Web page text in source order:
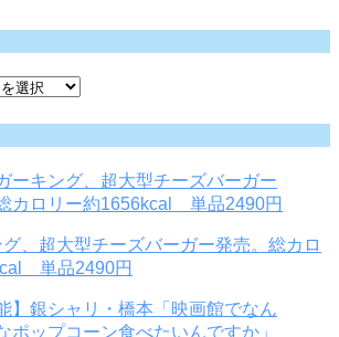
、超大型チーズバーガー発売。総カロ
単品2490円